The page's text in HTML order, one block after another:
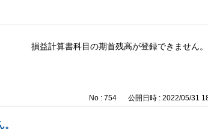
損益計算書科目の期首残高が登録できません。
No : 754 公開日時 : 2022/05/31